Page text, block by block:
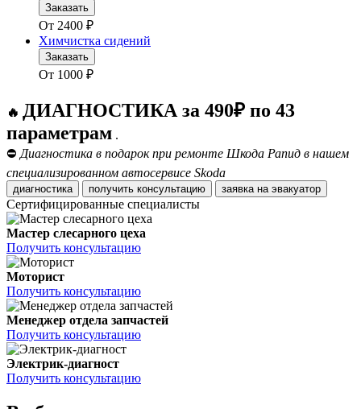
Заказать
От 2400 ₽
Химчистка сидений
Заказать
От 1000 ₽
🔥 ДИАГНОСТИКА за 490₽ по 43
параметрам .
⛔ Диагностика в подарок при ремонте Шкода Рапид в нашем
специализированном автосервисе Skoda
диагностика получить консультацию заявка на эвакуатор
Сертифицированные специалисты
Мастер слесарного цеха
Получить консультацию
Моторист
Получить консультацию
Менеджер отдела запчастей
Получить консультацию
Электрик-диагност
Получить консультацию